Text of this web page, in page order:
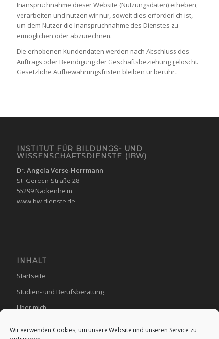
Wir verwenden Cookies, um unsere Website und unseren Service zu
Inanspruchnahme dieser Website (Nutzungsdaten) erheben,
verarbeiten und nutzen wir nur, soweit dies erforderlich ist,
um dem Nutzer die Inanspruchnahme des Dienstes zu
ermöglichen oder abzurechnen.
Die erhobenen Kundendaten werden nach Abschluss des
Auftrags oder Beendigung der Geschäftsbeziehung gelöscht.
Gesetzliche Aufbewahrungsfristen bleiben unberührt.
INSTITUT FÜR BILDUNGS- UND
WISSENSCHAFTSDIENSTE (IBW)
Dr. Angela Verse-Herrmann
St.-Gereon-Straße 28
55299 Nackenheim
www.bw-dienste.de
INHALT
Startseite
Studien- und Berufsberatung
Über mich